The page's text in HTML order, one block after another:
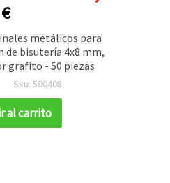
metálicos para
de bisutería 4x8 mm,
grafito - 50 piezas
Sku: 500408
al carrito